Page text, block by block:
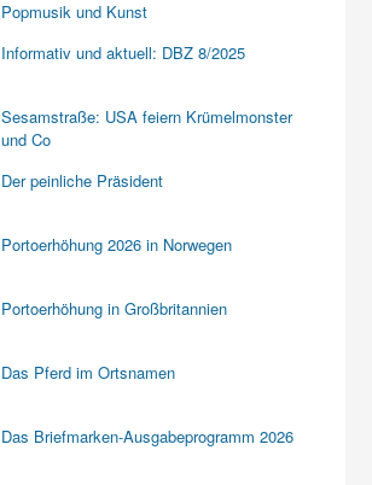
Popmusik und Kunst
Informativ und aktuell: DBZ 8/2025
Sesamstraße: USA feiern Krümelmonster
und Co
Der peinliche Präsident
Portoerhöhung 2026 in Norwegen
Portoerhöhung in Großbritannien
Das Pferd im Ortsnamen
Das Briefmarken-Ausgabeprogramm 2026